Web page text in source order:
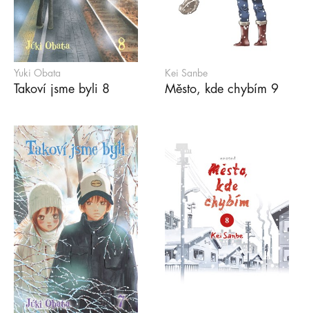
Yuki Obata
Takoví jsme byli 8
Kei Sanbe
Město, kde chybím 9